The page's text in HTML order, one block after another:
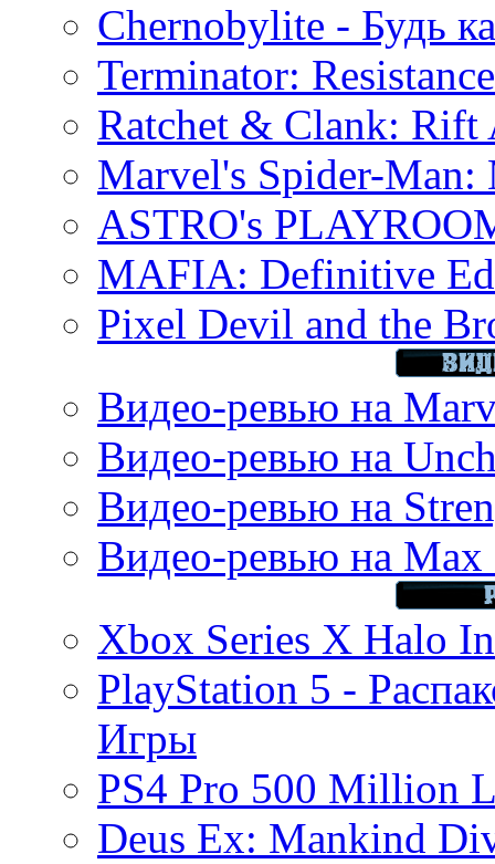
Chernobylite - Будь
Terminator:
Ratchet & Clank: Rift
Marvel's Spider-Man:
ASTRO's
MAFIA: Definitive
Pixel Devil and the
Видео-ревью на
Видео-ревью на
Видео-ревью на
Видео-ревью на Max
Xbox Series X Halo
PlayStation 5 -
Игры
PS4 Pro 500 Million
Deus Ex: Mankind